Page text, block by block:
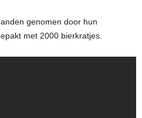
genomen door hun
met 2000 bierkratjes.